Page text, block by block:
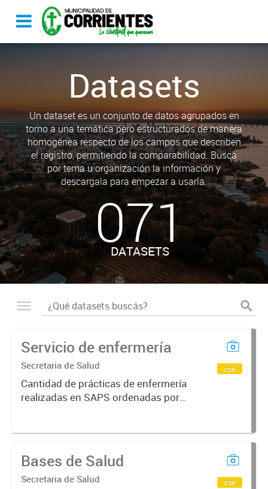
Datasets
Un dataset es un conjunto de datos agrupados en
torno a una temática pero estructurados de manera
homogénea respecto de los campos que describen
el registro, permitiendo la comparabilidad. Busca
por tema u organización la información y
descargala para empezar a usarla.
071
DATASETS
Servicio de enfermería
Secretaria de Salud
Cantidad de prácticas de enfermería
realizadas en SAPS ordenadas por
csv
Bases de Salud
Secretaria de Salud csv